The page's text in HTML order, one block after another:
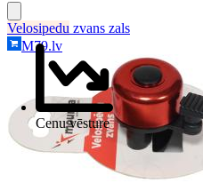
Cenu vēsture
Velosipedu zvans zals
M79.lv